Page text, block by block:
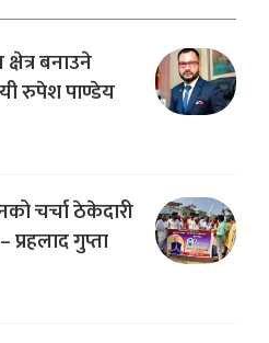
बनाउने
रुपेश पाण्डेय
चर्चा ठेकेदारी
गुप्ता